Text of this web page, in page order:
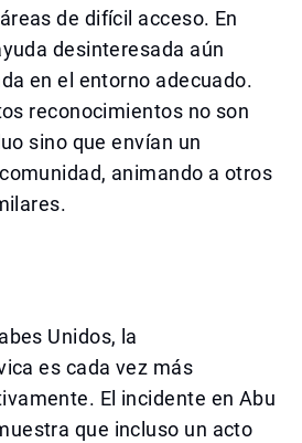
de difícil acceso. En
desinteresada aún
en el entorno adecuado.
reconocimientos no son
sino que envían un
animando a otros
Unidos, la
es cada vez más
El incidente en Abu
que incluso un acto